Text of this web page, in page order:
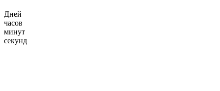
Дней
часов
минут
секунд